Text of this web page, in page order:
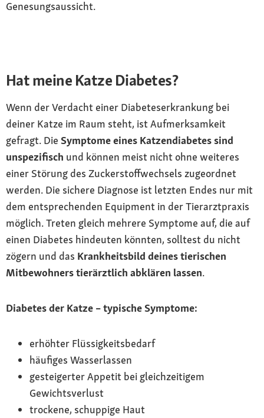
Genesungsaussicht.
Hat meine Katze Diabetes?
Wenn der Verdacht einer Diabeteserkrankung bei
deiner Katze im Raum steht, ist Aufmerksamkeit
gefragt. Die Symptome eines Katzendiabetes sind
unspezifisch und können meist nicht ohne weiteres
einer Störung des Zuckerstoffwechsels zugeordnet
werden. Die sichere Diagnose ist letzten Endes nur mit
dem entsprechenden Equipment in der Tierarztpraxis
möglich. Treten gleich mehrere Symptome auf, die auf
einen Diabetes hindeuten könnten, solltest du nicht
zögern und das Krankheitsbild deines tierischen
Mitbewohners tierärztlich abklären lassen.
Diabetes der Katze – typische Symptome:
erhöhter Flüssigkeitsbedarf
häufiges Wasserlassen
gesteigerter Appetit bei gleichzeitigem
Gewichtsverlust
trockene, schuppige Haut